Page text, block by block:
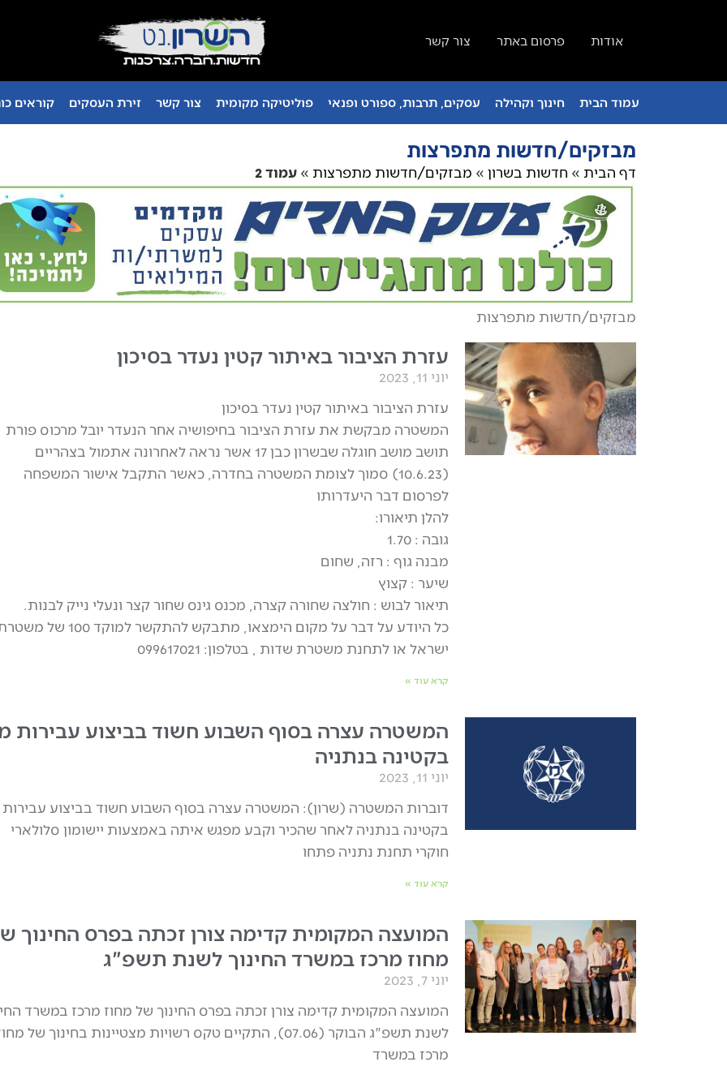
אודות פרסום באתר צור קשר
עמוד הבית חינוך וקהילה עסקים, תרבות, ספורט ופנאי פוליטיקה מקומית צור קשר זירת העסקים קוראים
מבזקים/חדשות מתפרצות
דף הבית » חדשות בשרון » מבזקים/חדשות מתפרצות » עמוד 2
מבזקים/חדשות מתפרצות
עזרת הציבור באיתור קטין נעדר בסיכון
יוני 11, 2023
עזרת הציבור באיתור קטין נעדר בסיכון
המשטרה מבקשת את עזרת הציבור בחיפושיה אחר הנעדר יובל מרכוס פורת
תושב מושב חוגלה שבשרון כבן 17 אשר נראה לאחרונה אתמול בצהריים
(10.6.23) סמוך לצומת המשטרה בחדרה, כאשר התקבל אישור המשפחה
לפרסום דבר היעדרותו
להלן תיאורו:
גובה : 1.70
מבנה גוף : רזה, שחום
שיער : קצוץ
תיאור לבוש : חולצה שחורה קצרה, מכנס גינס שחור קצר ונעלי נייק לבנות.
כל היודע על דבר על מקום הימצאו, מתבקש להתקשר למוקד 100 של
ישראל או לתחנת משטרת שדות , בטלפון: 099617021
קרא עוד »
המשטרה עצרה בסוף השבוע חשוד בביצוע עבירות
בקטינה בנתניה
יוני 11, 2023
דוברות המשטרה (שרון): המשטרה עצרה בסוף השבוע חשוד בביצוע עבירות
בקטינה בנתניה לאחר שהכיר וקבע מפגש איתה באמצעות יישומון סלולארי
חוקרי תחנת נתניה פתחו
קרא עוד »
המועצה המקומית קדימה צורן זכתה בפרס החינוך
מחוז מרכז במשרד החינוך לשנת תשפ"ג
יוני 7, 2023
המועצה המקומית קדימה צורן זכתה בפרס החינוך של מחוז מרכז במשרד
לשנת תשפ"ג הבוקר (07.06), התקיים טקס רשויות מצטיינות בחינוך של
מרכז במשרד